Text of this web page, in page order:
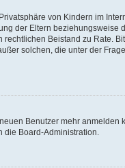
von Kindern im
der Eltern
Beistand zu Rate.
solchen, die unter der
Benutzer mehr
Board-Administration.